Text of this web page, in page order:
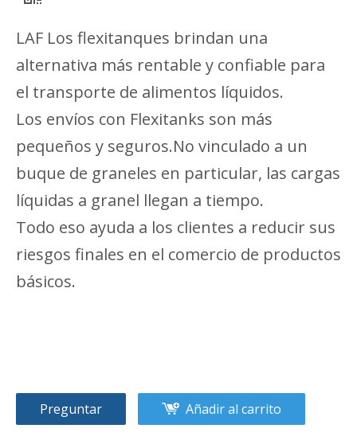
LAF Los flexitanques brindan una
alternativa más rentable y confiable para
el transporte de alimentos líquidos.
Los envíos con Flexitanks son más
pequeños y seguros.No vinculado a un
buque de graneles en particular, las cargas
líquidas a granel llegan a tiempo.
Todo eso ayuda a los clientes a reducir sus
riesgos finales en el comercio de productos
básicos.
Preguntar Añadir al carrito